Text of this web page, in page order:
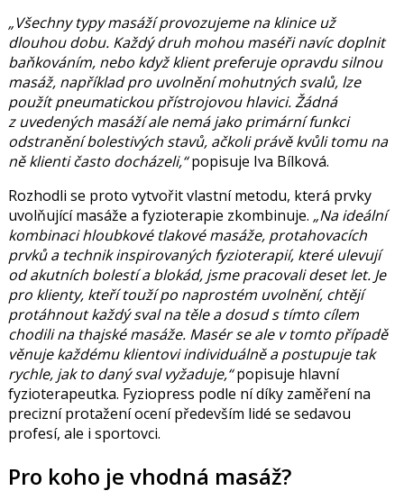
„Všechny typy masáží provozujeme na klinice už
dlouhou dobu. Každý druh mohou maséři navíc doplnit
baňkováním, nebo když klient preferuje opravdu silnou
masáž, například pro uvolnění mohutných svalů, lze
použít pneumatickou přístrojovou hlavici. Žádná
z uvedených masáží ale nemá jako primární funkci
odstranění bolestivých stavů, ačkoli právě kvůli tomu na
ně klienti často docházeli,“popisuje Iva Bílková.
Rozhodli se proto vytvořit vlastní metodu, která prvky
uvolňující masáže a fyzioterapie zkombinuje. „Na ideální
kombinaci hloubkové tlakové masáže, protahovacích
prvků a technik inspirovaných fyzioterapií, které ulevují
od akutních bolestí a blokád, jsme pracovali deset let. Je
pro klienty, kteří touží po naprostém uvolnění, chtějí
protáhnout každý sval na těle a dosud s tímto cílem
chodili na thajské masáže. Masér se ale v tomto případě
věnuje každému klientovi individuálně a postupuje tak
rychle, jak to daný sval vyžaduje,“popisuje hlavní
fyzioterapeutka. Fyziopress podle ní díky zaměření na
precizní protažení ocení především lidé se sedavou
profesí, ale i sportovci.
Pro koho je vhodná masáž?